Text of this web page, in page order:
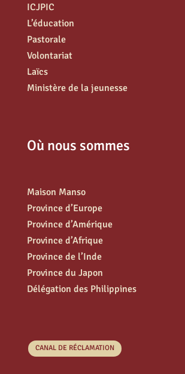
ICJPIC
L’éducation
Pastorale
Volontariat
Laïcs
Ministère de la jeunesse
Où nous sommes
Maison Manso
Province d’Europe
Province d’Amérique
Province d’Afrique
Province de l’Inde
Province du Japon
Délégation des Philippines
CANAL DE RÉCLAMATION